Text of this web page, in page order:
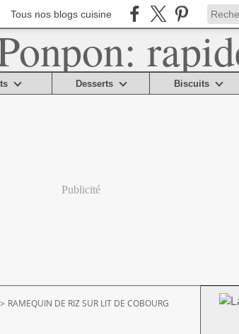
Tous nos blogs cuisine
Desserts Biscuits
Publicité
> RAMEQUIN DE RIZ SUR LIT DE COBOURG